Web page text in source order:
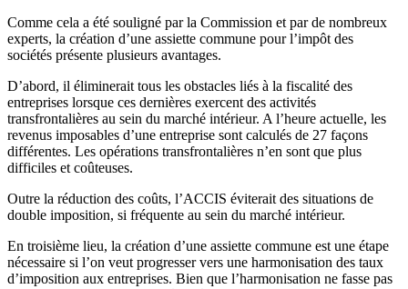
Comme cela a été souligné par la Commission et par de nombreux
experts, la création d’une assiette commune pour l’impôt des
sociétés présente plusieurs avantages.
D’abord, il éliminerait tous les obstacles liés à la fiscalité des
entreprises lorsque ces dernières exercent des activités
transfrontalières au sein du marché intérieur. A l’heure actuelle, les
revenus imposables d’une entreprise sont calculés de 27 façons
différentes. Les opérations transfrontalières n’en sont que plus
difficiles et coûteuses.
Outre la réduction des coûts, l’ACCIS éviterait des situations de
double imposition, si fréquente au sein du marché intérieur.
En troisième lieu, la création d’une assiette commune est une étape
nécessaire si l’on veut progresser vers une harmonisation des taux
d’imposition aux entreprises. Bien que l’harmonisation ne fasse pas